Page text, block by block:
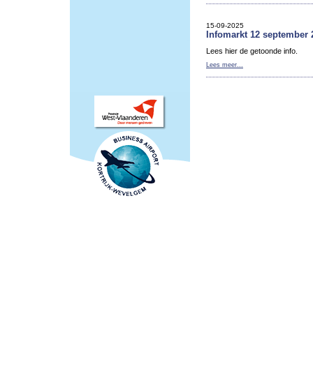
15-09-2025
Infomarkt 12 september
Lees hier de getoonde info.
Lees meer...